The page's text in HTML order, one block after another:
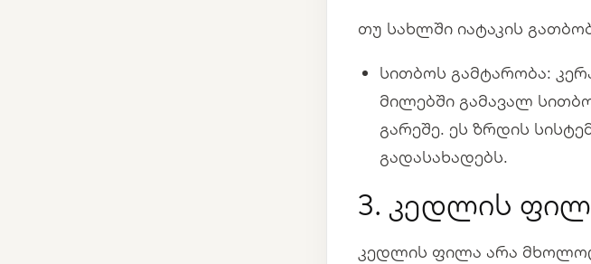
თუ სახლში იატაკის
სითბოს გამტარობა:
მილებში გამავალ
გარეშე. ეს ზრდის
გადასახადებს.
3. კედლის
კედლის ფილა არა მხოლოდ